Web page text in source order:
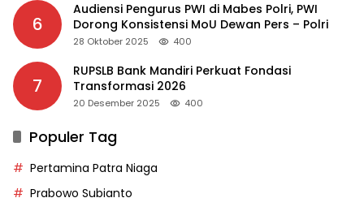
6
Audiensi Pengurus PWI di Mabes Polri, PWI
Dorong Konsistensi MoU Dewan Pers – Polri
28 Oktober 2025 400
7
RUPSLB Bank Mandiri Perkuat Fondasi
Transformasi 2026
20 Desember 2025 400
Populer Tag
Pertamina Patra Niaga
Prabowo Subianto